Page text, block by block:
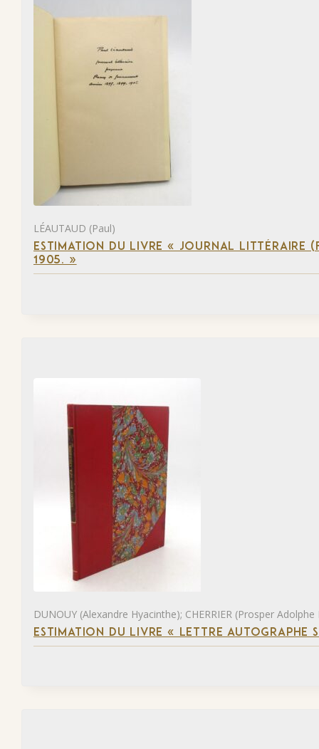
LÉAUTAUD (Paul)
ESTIMATION DU LIVRE « JOURNAL LITTÉRAIRE
1905. »
DUNOUY (Alexandre Hyacinthe); CHERRIER (Prosper
ESTIMATION DU LIVRE « LETTRE AUTOGRAPHE